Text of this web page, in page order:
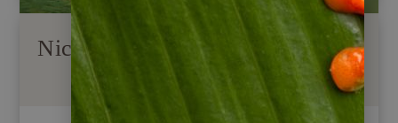
Nicaraguas Fauna